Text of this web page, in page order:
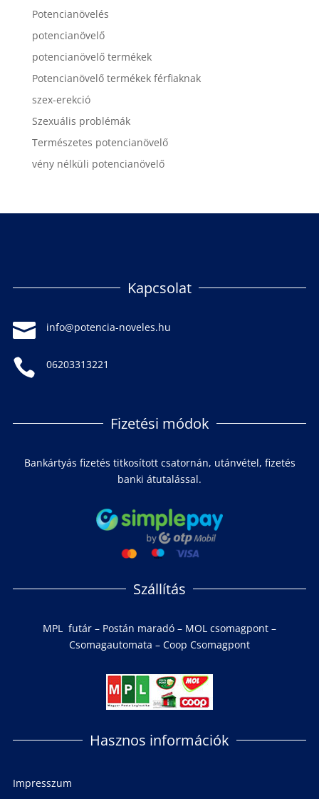
Potencianövelés
potencianövelő
potencianövelő termékek
Potencianövelő termékek férfiaknak
szex-erekció
Szexuális problémák
Természetes potencianövelő
vény nélküli potencianövelő
Kapcsolat
 info@potencia-noveles.hu
 06203313221
Fizetési módok
Bankártyás fizetés titkosított csatornán, utánvétel, fizetés
banki átutalással.
Szállítás
MPL futár – Postán maradó – MOL csomagpont –
Csomagautomata – Coop Csomagpont
Hasznos információk
Impresszum